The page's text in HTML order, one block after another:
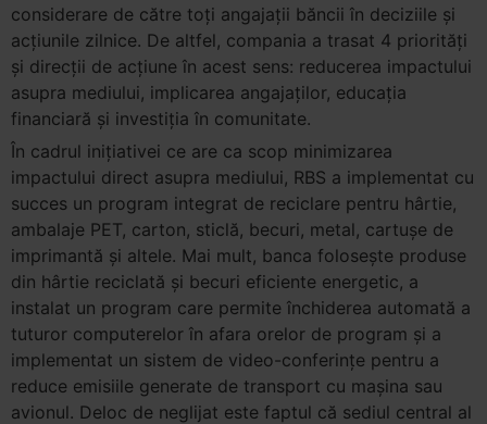
considerare de către toţi angajaţii băncii în deciziile şi
acţiunile zilnice. De altfel, compania a trasat 4 priorităţi
şi direcţii de acţiune în acest sens: reducerea impactului
asupra mediului, implicarea angajaţilor, educaţia
financiară şi investiţia în comunitate.
În cadrul iniţiativei ce are ca scop minimizarea
impactului direct asupra mediului, RBS a implementat cu
succes un program integrat de reciclare pentru hârtie,
ambalaje PET, carton, sticlă, becuri, metal, cartuşe de
imprimantă şi altele. Mai mult, banca foloseşte produse
din hârtie reciclată şi becuri eficiente energetic, a
instalat un program care permite închiderea automată a
tuturor computerelor în afara orelor de program şi a
implementat un sistem de video-conferinţe pentru a
reduce emisiile generate de transport cu maşina sau
avionul. Deloc de neglijat este faptul că sediul central al